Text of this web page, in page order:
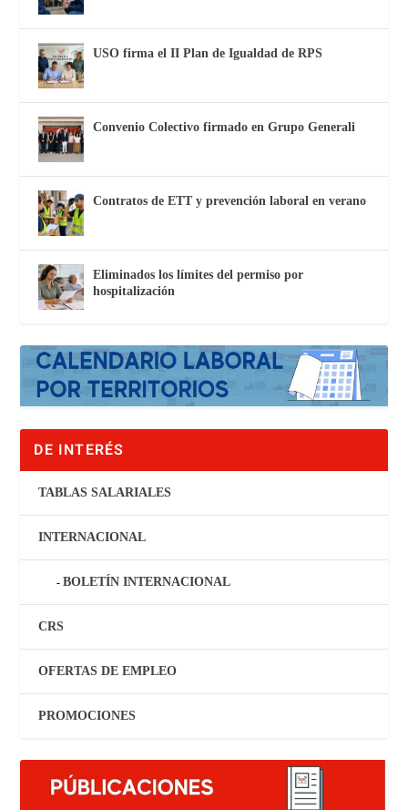
USO firma el II Plan de Igualdad de RPS
Convenio Colectivo firmado en Grupo Generali
Contratos de ETT y prevención laboral en verano
Eliminados los límites del permiso por
hospitalización
DE INTERÉS
TABLAS SALARIALES
INTERNACIONAL
BOLETÍN INTERNACIONAL
CRS
OFERTAS DE EMPLEO
PROMOCIONES